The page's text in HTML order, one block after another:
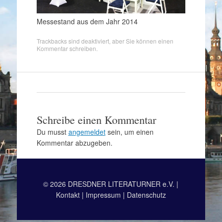
Messestand aus dem Jahr 2014
Trackbacks sind deaktiviert, aber Sie können einen
Kommentar schreiben
Schreibe einen Kommentar
Du musst angemeldetsein, um einen
Kommentar abzugeben.
© 2026 DRESDNER LITERATURNER e.V. |
Kontakt| Impressum | Datenschutz